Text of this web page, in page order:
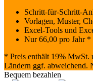
Schritt-für-Schritt-
Vorlagen, Muster,
Excel-Tools und
Nur66,00 pro Jahr *
* Preis enthält 19% MwSt.
Ländern ggf. abweichend.
Bequem bezahlen